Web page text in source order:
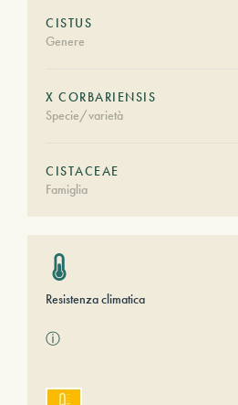
CISTUS
Genere
X CORBARIENSIS
Specie/varietà
CISTACEAE
Famiglia
Resistenza climatica
ⓘ